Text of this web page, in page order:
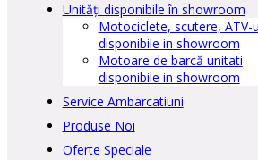
Unități disponibile în showroom
Motociclete, scutere, ATV-
disponibile in showroom
Motoare de barcă unitati
disponibile in showroom
Service Ambarcatiuni
Produse Noi
Oferte Speciale